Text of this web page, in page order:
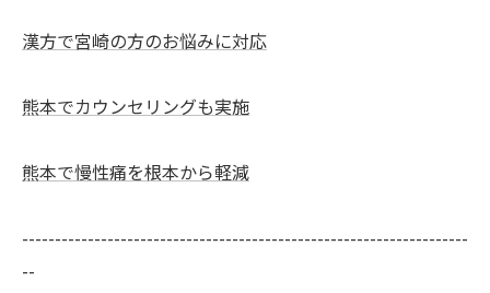
漢方で宮崎の方のお悩みに対応
熊本でカウンセリングも実施
熊本で慢性痛を根本から軽減
--------------------------------------------------------------------
--